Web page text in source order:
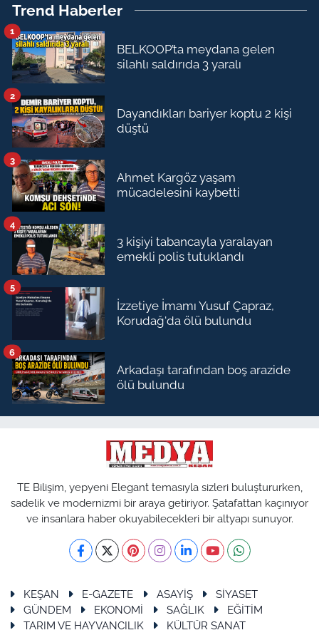
Trend Haberler
BELKOOP’ta meydana gelen
silahlı saldırıda 3 yaralı
1
Dayandıkları bariyer koptu 2 kişi
düştü
2
Ahmet Kargöz yaşam
mücadelesini kaybetti
3
3 kişiyi tabancayla yaralayan
emekli polis tutuklandı
4
İzzetiye İmamı Yusuf Çapraz,
Korudağ'da ölü bulundu
5
Arkadaşı tarafından boş arazide
ölü bulundu
6
TE Bilişim, yepyeni Elegant temasıyla sizleri buluştururken,
sadelik ve modernizmi bir araya getiriyor. Şatafattan kaçınıyor
ve insanlara haber okuyabilecekleri bir altyapı sunuyor.
KEŞAN E-GAZETE ASAYİŞ
SİYASET
GÜNDEM
EKONOMİ SAĞLIK
EĞİTİM
TARIM VE HAYVANCILIK
KÜLTÜR SANAT